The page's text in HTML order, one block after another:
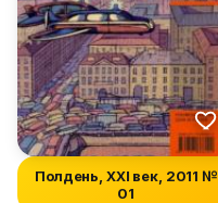
Полдень, XXI век, 2011 №
01